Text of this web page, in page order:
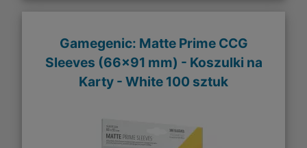
Gamegenic: Matte Prime CCG
Sleeves (66x91 mm) - Koszulki na
Karty - White 100 sztuk